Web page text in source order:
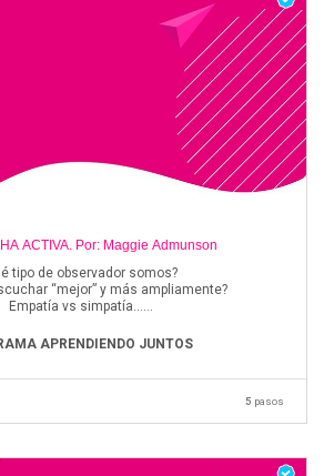
ACTIVA. Por: Maggie Admunson
tipo de observador somos?
“mejor” y más ampliamente?
Empatía vs simpatía...
APRENDIENDO JUNTOS
5 pasos